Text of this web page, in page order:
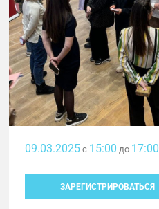
09.03.2025с 15:00 до 17:00
ЗАРЕГИСТРИРОВАТЬСЯ